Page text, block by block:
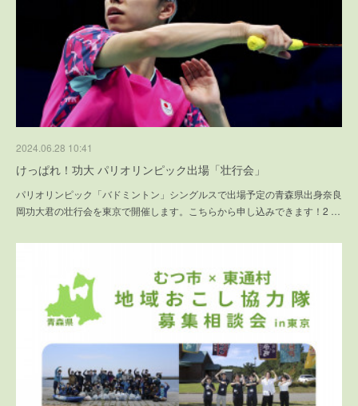
2024.06.28 10:41
けっぱれ！功大 パリオリンピック出場「壮行会」
パリオリンピック「バドミントン」シングルスで出場予定の青森県出身奈良
岡功大君の壮行会を東京で開催します。こちらから申し込みできます！2 …